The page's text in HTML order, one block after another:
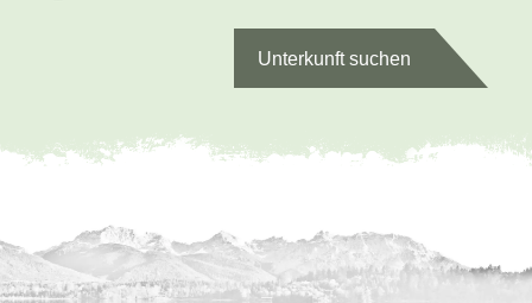
Unterkunft suchen